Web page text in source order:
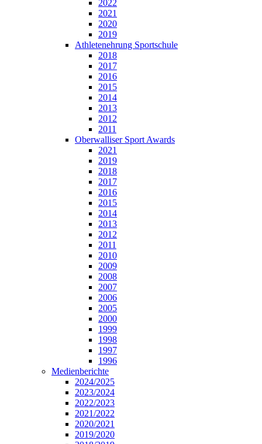
2022
2021
2020
2019
Athletenehrung Sportschule
2018
2017
2016
2015
2014
2013
2012
2011
Oberwalliser Sport Awards
2021
2019
2018
2017
2016
2015
2014
2013
2012
2011
2010
2009
2008
2007
2006
2005
2000
1999
1998
1997
1996
Medienberichte
2024/2025
2023/2024
2022/2023
2021/2022
2020/2021
2019/2020